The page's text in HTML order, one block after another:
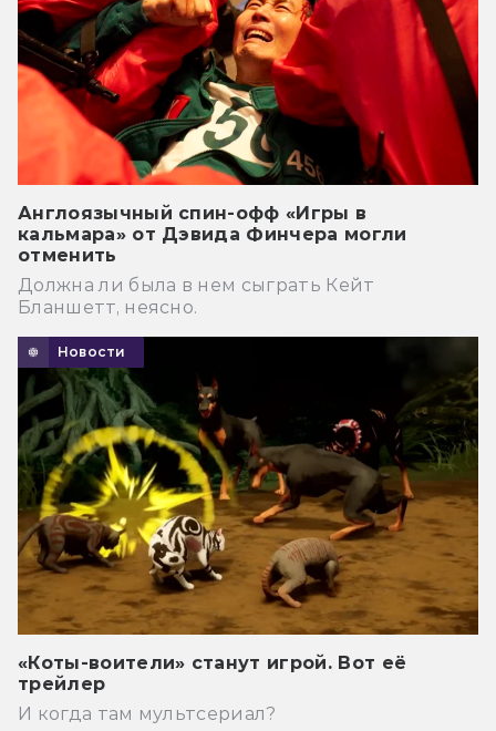
Англоязычный спин-офф «Игры в
кальмара» от Дэвида Финчера могли
отменить
Должна ли была в нем сыграть Кейт
Бланшетт, неясно.
Новости
«Коты-воители» станут игрой. Вот её
трейлер
И когда там мультсериал?